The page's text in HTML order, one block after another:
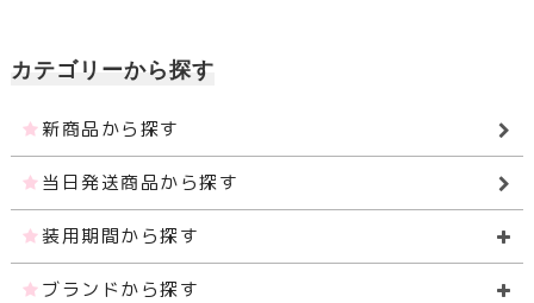
カテゴリーから探す
新商品から探す
当日発送商品から探す
装用期間から探す
ブランドから探す